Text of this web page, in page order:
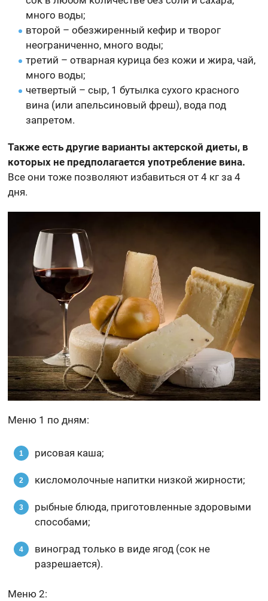
много воды;
второй – обезжиренный кефир и творог
неограниченно, много воды;
третий – отварная курица без кожи и жира, чай,
много воды;
четвертый – сыр, 1 бутылка сухого красного
вина (или апельсиновый фреш), вода под
запретом.
Также есть другие варианты актерской диеты, в
которых не предполагается употребление вина.
Все они тоже позволяют избавиться от 4 кг за 4
дня.
Меню 1 по дням:
рисовая каша;
кисломолочные напитки низкой жирности;
рыбные блюда, приготовленные здоровыми
способами;
виноград только в виде ягод (сок не
разрешается).
Меню 2: